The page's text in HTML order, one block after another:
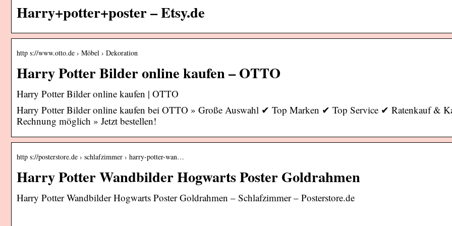
Harry+potter+poster – Etsy.de
http s://www.otto.de › Möbel › Dekoration
Harry Potter Bilder online kaufen – OTTO
Harry Potter Bilder online kaufen | OTTO
Harry Potter Bilder online kaufen bei OTTO » Große Auswahl ✔ Top Marken ✔ Top Service ✔ Ratenkauf &
Rechnung möglich » Jetzt bestellen!
http s://posterstore.de › schlafzimmer › harry-potter-wan…
Harry Potter Wandbilder Hogwarts Poster Goldrahmen
Harry Potter Wandbilder Hogwarts Poster Goldrahmen – Schlafzimmer – Posterstore.de